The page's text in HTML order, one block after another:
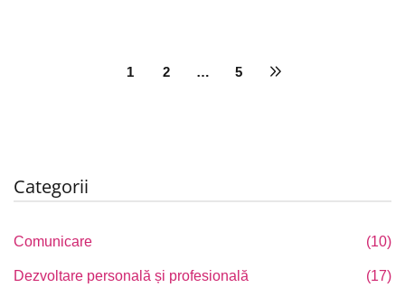
1 2 … 5
Categorii
Comunicare (10)
Dezvoltare personală și profesională (17)